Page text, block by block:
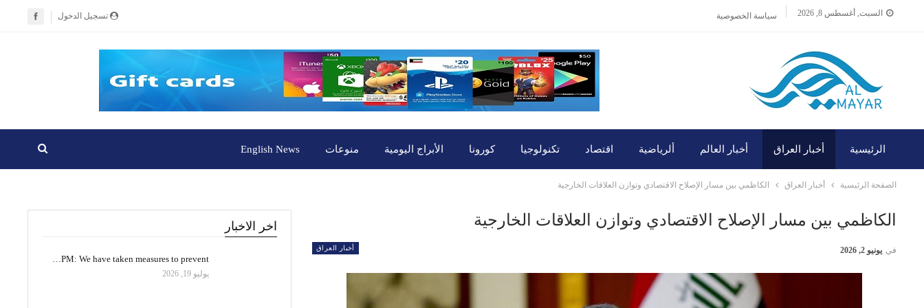
تسجيل الدخول السبت, أغسطس 8, 2026 سياسة الخصوصية
الرئيسية أخبار العراق أخبار العالم ألرياضية اقتصاد تكنولوجيا كورونا الأبراج اليومية منوعات English News
الصفحة الرئيسية أخبار العراق الكاظمي بين مسار الإصلاح الاقتصادي وتوازن العلاقات الخارجية
الكاظمي بين مسار الإصلاح الاقتصادي وتوازن العلاقات الخارجية
أخبار العراق في يونيو 2, 2026
اخر الاخبار
PM: We have taken measures to prevent…
يوليو 19, 2026